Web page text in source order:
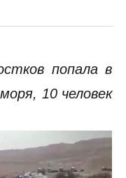
попала в
10 человек